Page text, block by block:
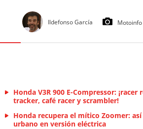
Ildefonso García Motoinfo
Honda V3R 900 E-Compressor: ¡racer
tracker, café racer y scrambler!
Honda recupera el mítico Zoomer:
urbano en versión eléctrica